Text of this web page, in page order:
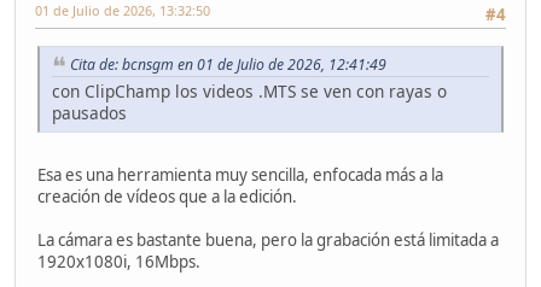
#4
01 de Julio de 2026, 13:32:50
Cita de: bcnsgm en 01 de Julio de 2026, 12:41:49
con ClipChamp los videos .MTS se ven con rayas o
pausados
Esa es una herramienta muy sencilla, enfocada más a la
creación de vídeos que a la edición.
La cámara es bastante buena, pero la grabación está limitada a
1920x1080i, 16Mbps.